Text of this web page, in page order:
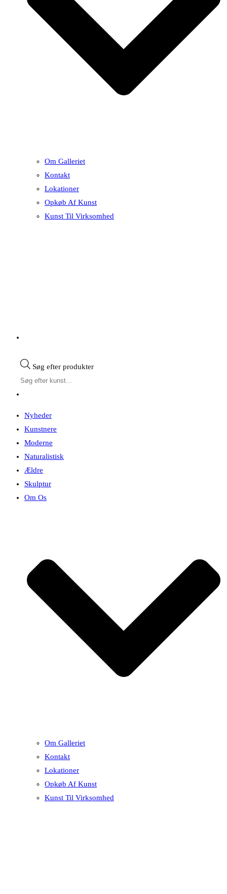
Om Galleriet
Kontakt
Lokationer
Opkøb Af Kunst
Kunst Til Virksomhed
Søg efter produkter
Nyheder
Kunstnere
Moderne
Naturalistisk
Ældre
Skulptur
Om Os
Om Galleriet
Kontakt
Lokationer
Opkøb Af Kunst
Kunst Til Virksomhed